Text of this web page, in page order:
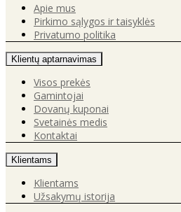
Apie mus
Pirkimo sąlygos ir taisyklės
Privatumo politika
Klientų aptarnavimas
Visos prekės
Gamintojai
Dovanų kuponai
Svetainės medis
Kontaktai
Klientams
Klientams
Užsakymų istorija